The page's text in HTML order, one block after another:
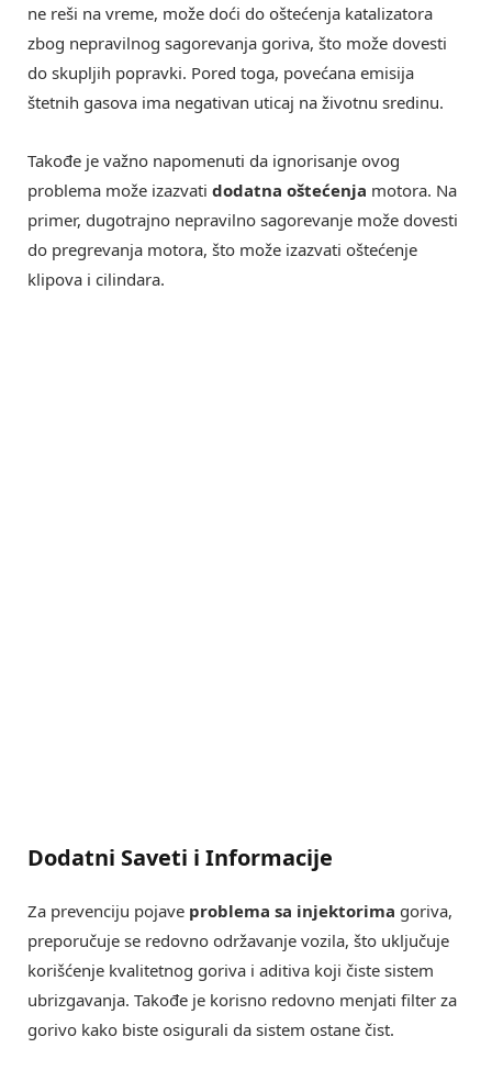
ne reši na vreme, može doći do oštećenja katalizatora
zbog nepravilnog sagorevanja goriva, što može dovesti
do skupljih popravki. Pored toga, povećana emisija
štetnih gasova ima negativan uticaj na životnu sredinu.
Takođe je važno napomenuti da ignorisanje ovog
problema može izazvati dodatna oštećenja motora. Na
primer, dugotrajno nepravilno sagorevanje može dovesti
do pregrevanja motora, što može izazvati oštećenje
klipova i cilindara.
Dodatni Saveti i Informacije
Za prevenciju pojave problema sa injektorima goriva,
preporučuje se redovno održavanje vozila, što uključuje
korišćenje kvalitetnog goriva i aditiva koji čiste sistem
ubrizgavanja. Takođe je korisno redovno menjati filter za
gorivo kako biste osigurali da sistem ostane čist.